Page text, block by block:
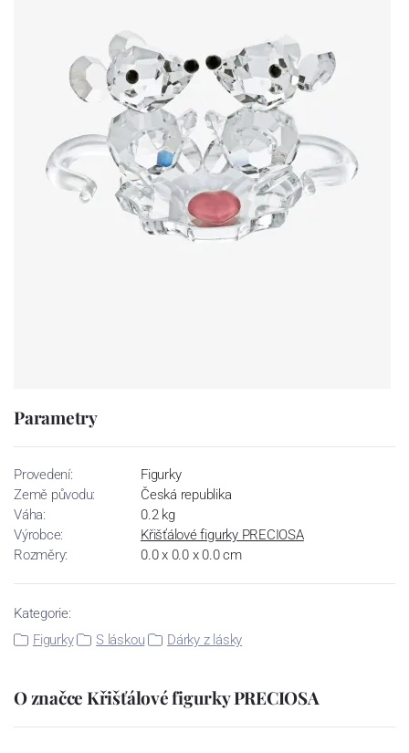
Parametry
Provedení:
Figurky
Země původu:
Česká republika
Váha:
0.2 kg
Výrobce:
Křišťálové figurky PRECIOSA
Rozměry:
0.0 x 0.0 x 0.0 cm
Kategorie:
Figurky
S láskou Dárky z lásky
O značce Křišťálové figurky PRECIOSA